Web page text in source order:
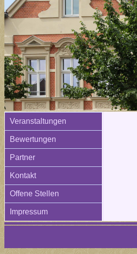
Veranstaltungen
Bewertungen
Partner
Kontakt
Offene Stellen
Impressum